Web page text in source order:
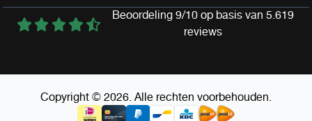
Beoordeling 9/10 op basis van 5.619
reviews
Copyright © 2026. Alle rechten voorbehouden.